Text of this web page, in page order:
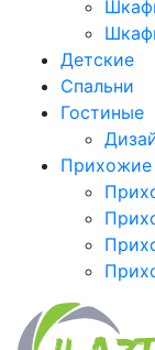
Детские
Спальни
Гостиные
Прихожие